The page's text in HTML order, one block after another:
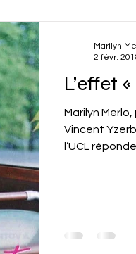
L’effet
Marilyn
Vincent
l’UCL
Marilyn
2 févr.